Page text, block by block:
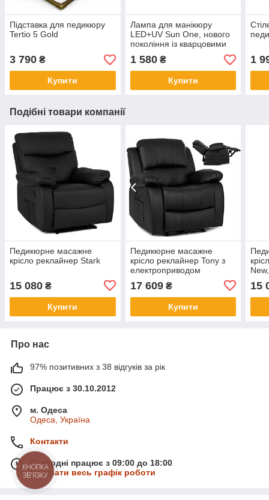
Підставка для педикюру
Tertio 5 Gold
3 790 ₴
Купити
Лампа для манікюру
LED+UV Sun One, нового
покоління із кварцовими
діодами, 48Вт оригінал
1 580₴
Купити
1
Подібні товари компанії
Педикюрне масажне
крісло реклайнер Stark
15 080 ₴
Купити
Педикюрне масажне
крісло реклайнер Tony з
електроприводом
17 609₴
Купити
15
Про нас
97% позитивних з 38 відгуків за рік
Працює з 30.10.2012
м. Одеса
Одеса, Україна
Контакти
Сьогодні працює з 09:00 до 18:00
Показати весь графік роботи
КНОПКА
ЗВ'ЯЗКУ